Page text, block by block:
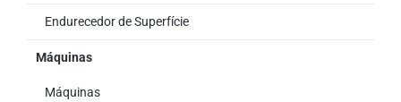
Endurecedor de Superfície
Máquinas
Máquinas